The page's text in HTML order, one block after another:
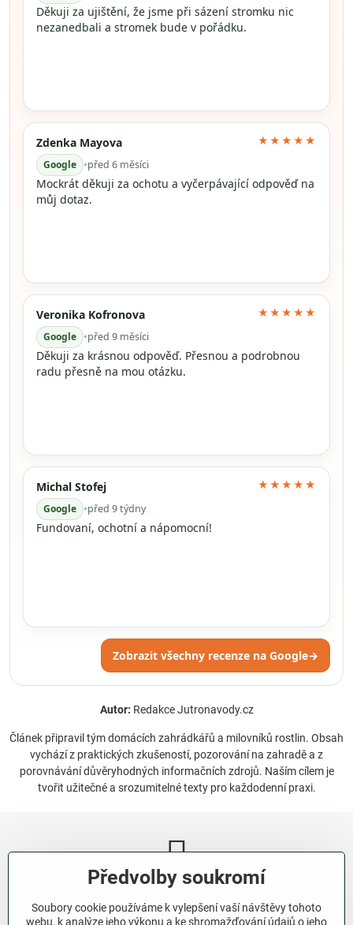
Děkuji za ujištění, že jsme při sázení stromku nic
nezanedbali a stromek bude v pořádku.
Zdenka Mayova
Google •před 6 měsíci
★★★★★
Mockrát děkuji za ochotu a vyčerpávající odpověď na
můj dotaz.
Veronika Kofronova
Google •před 9 měsíci
★★★★★
Děkuji za krásnou odpověď. Přesnou a podrobnou
radu přesně na mou otázku.
Michal Stofej
Google •před 9 týdny
★★★★★
Fundovaní, ochotní a nápomocní!
Zobrazit všechny recenze na Google→
Autor: Redakce Jutronavody.cz
Článek připravil tým domácích zahrádkářů a milovníků rostlin. Obsah
vychází z praktických zkušeností, pozorování na zahradě a z
porovnávání důvěryhodných informačních zdrojů. Naším cílem je
tvořit užitečné a srozumitelné texty pro každodenní praxi.
Newsletter
Odebírat naše novinky:
Předvolby soukromí
Soubory cookie používáme k vylepšení vaší návštěvy tohoto
webu, k analýze jeho výkonu a ke shromažďování údajů o jeho